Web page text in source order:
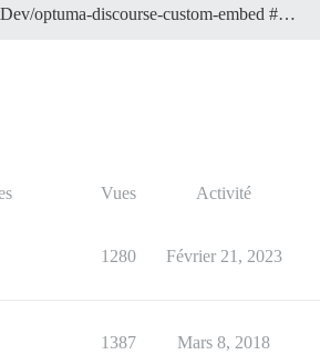
optuma-discourse-custom-embed #…
Vues Activité
1280 Février 21, 2023
1387 Mars 8, 2018